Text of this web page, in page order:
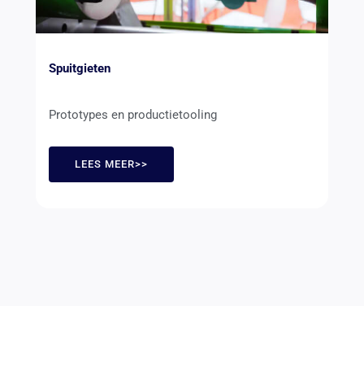
Spuitgieten
Prototypes en productietooling
LEES MEER>>